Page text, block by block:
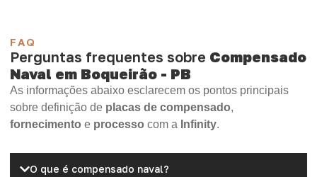
FAQ
Perguntas frequentes sobre Compensado
Naval em Boqueirão - PB
As informações abaixo esclarecem os pontos principais
sobre definição de placas de compensado,
fornecimento e processo com a Infinity.
O que é compensado naval?